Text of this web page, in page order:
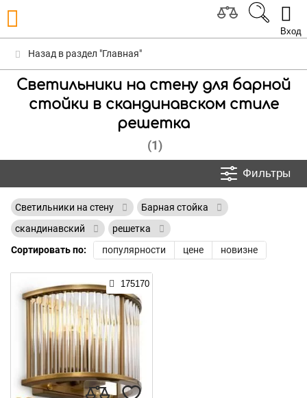
Вход
Назад в раздел "Главная"
Светильники на стену для барной
стойки в скандинавском стиле
решетка
(1)
Фильтры
Светильники на стену
Барная стойка
скандинавский
решетка
Сортировать по:
популярности цене новизне
175170